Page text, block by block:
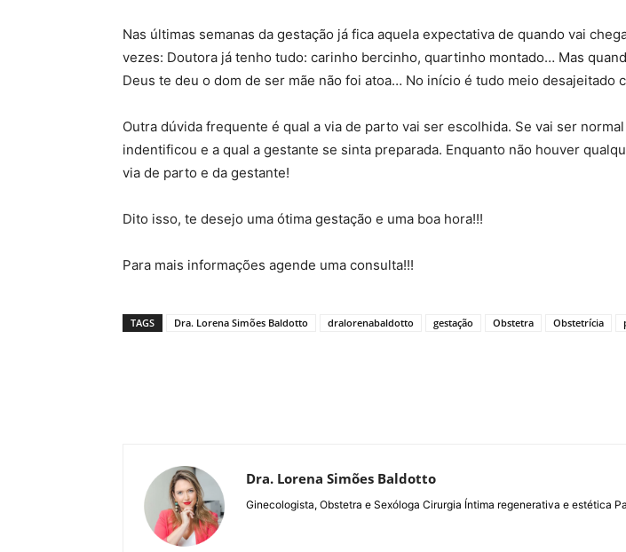
Nas últimas semanas da gestação já fica aquela expectativa de quando vai
vezes: Doutora já tenho tudo: carinho bercinho, quartinho montado… Mas
Deus te deu o dom de ser mãe não foi atoa… No início é tudo meio desajeitado
Outra dúvida frequente é qual a via de parto vai ser escolhida. Se vai ser
indentificou e a qual a gestante se sinta preparada. Enquanto não houver
via de parto e da gestante!
Dito isso, te desejo uma ótima gestação e uma boa hora!!!
Para mais informações agende uma consulta!!!
TAGS Dra. Lorena Simões Baldotto dralorenabaldotto gestação Obstetra Obstetrícia
Dra. Lorena Simões Baldotto
Ginecologista, Obstetra e Sexóloga Cirurgia Íntima regenerativa e estética